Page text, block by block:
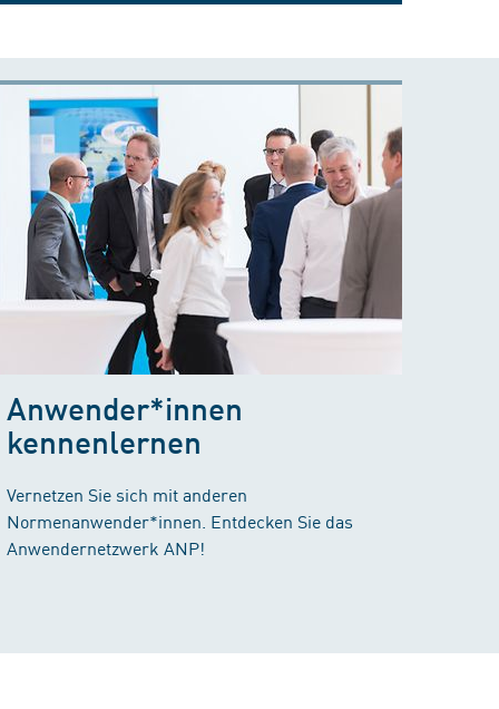
Anwender*innen
kennenlernen
Vernetzen Sie sich mit anderen
Normenanwender*innen. Entdecken Sie das
Anwendernetzwerk ANP!